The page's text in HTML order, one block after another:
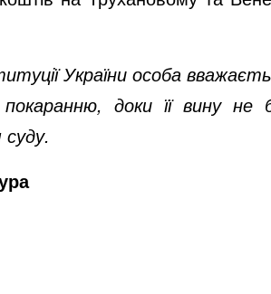
України особа
доки її вину не